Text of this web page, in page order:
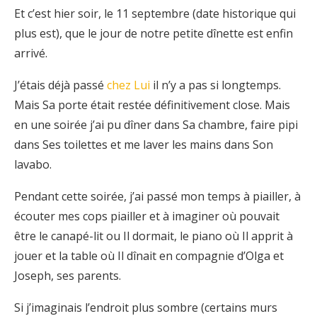
Et c’est hier soir, le 11 septembre (date historique qui
plus est), que le jour de notre petite dînette est enfin
arrivé.
J’étais déjà passé chez Lui il n’y a pas si longtemps.
Mais Sa porte était restée définitivement close. Mais
en une soirée j’ai pu dîner dans Sa chambre, faire pipi
dans Ses toilettes et me laver les mains dans Son
lavabo.
Pendant cette soirée, j’ai passé mon temps à piailler, à
écouter mes cops piailler et à imaginer où pouvait
être le canapé-lit ou Il dormait, le piano où Il apprit à
jouer et la table où Il dînait en compagnie d’Olga et
Joseph, ses parents.
Si j’imaginais l’endroit plus sombre (certains murs